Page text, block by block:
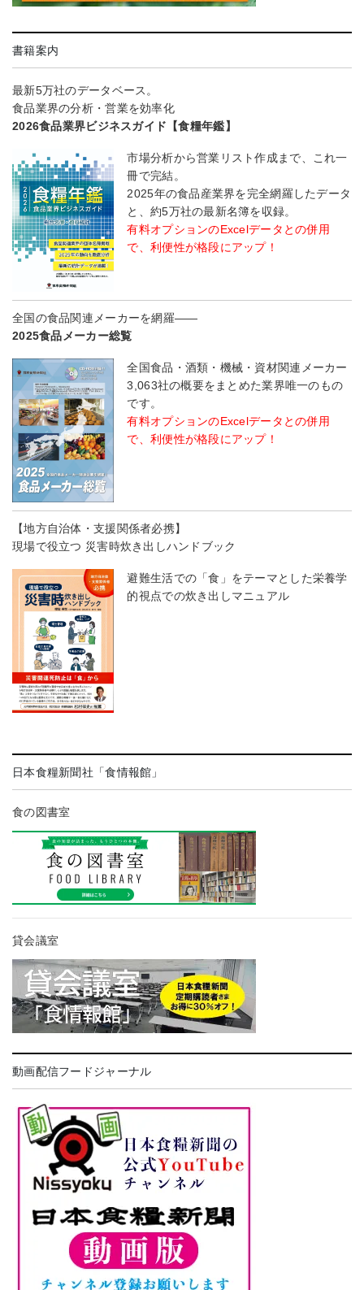
書籍案内
最新5万社のデータベース。
食品業界の分析・営業を効率化
2026食品業界ビジネスガイド【食糧年鑑】
市場分析から営業リスト作成まで、これ一
冊で完結。
2025年の食品産業界を完全網羅したデータ
と、約5万社の最新名簿を収録。
有料オプションのExcelデータとの併用
で、利便性が格段にアップ！
全国の食品関連メーカーを網羅――
2025食品メーカー総覧
全国食品・酒類・機械・資材関連メーカー
3,063社の概要をまとめた業界唯一のもの
です。
有料オプションのExcelデータとの併用
で、利便性が格段にアップ！
【地方自治体・支援関係者必携】
現場で役立つ 災害時炊き出しハンドブック
避難生活での「食」をテーマとした栄養学
的視点での炊き出しマニュアル
日本食糧新聞社「食情報館」
食の図書室
貸会議室
動画配信フードジャーナル